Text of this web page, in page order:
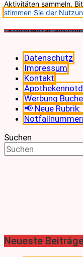
Aktivitäten sammeln.
stimmen Sie der
Datenschutz
Impressum
Kontakt
Werbung
📢 Neue
Suchen
Neueste